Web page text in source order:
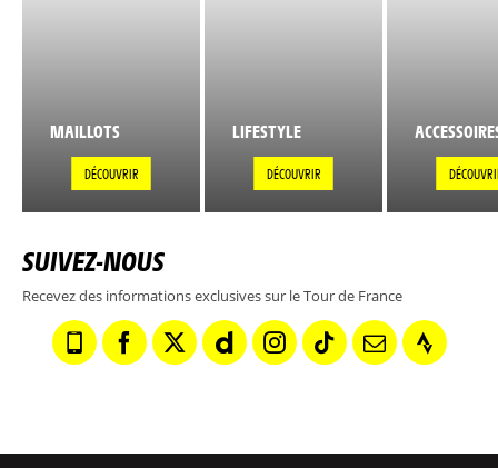
MAILLOTS
DÉCOUVRIR
LIFESTYLE
DÉCOUVRIR
SUIVEZ-NOUS
Recevez des informations exclusives sur le Tour de France